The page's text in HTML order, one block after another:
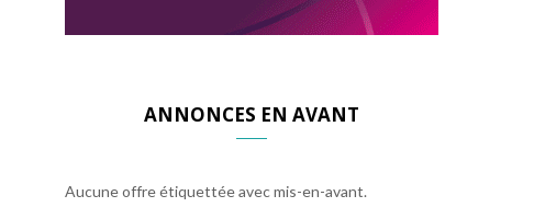
ANNONCES EN AVANT
Aucune offre étiquettée avec mis-en-avant.